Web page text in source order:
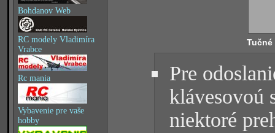
Bohdanov Web
RC modely Vladimíra
Vrabce
Rc mania
Vybavenie pre vaše
hobby
Tučné
Pre
klávesovoú
niektoré